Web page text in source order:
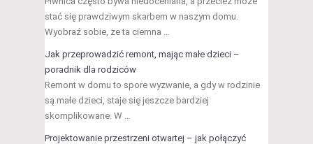
stać się prawdziwym skarbem w naszym domu.
Wyobraź sobie, że ta ciemna …
Jak przeprowadzić remont, mając małe dzieci –
poradnik dla rodziców
Remont w domu to spore wyzwanie, a gdy w rodzinie
są małe dzieci, staje się jeszcze bardziej
skomplikowane. W …
Projektowanie przestrzeni otwartej – jak połączyć